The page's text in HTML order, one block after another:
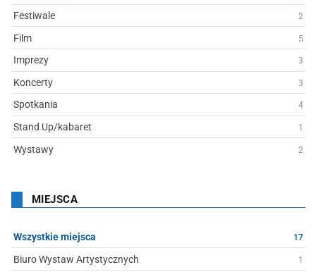
Festiwale 2
Film 5
Imprezy 3
Koncerty 3
Spotkania 4
Stand Up/kabaret 1
Wystawy 2
MIEJSCA
Wszystkie miejsca 17
Biuro Wystaw Artystycznych 1